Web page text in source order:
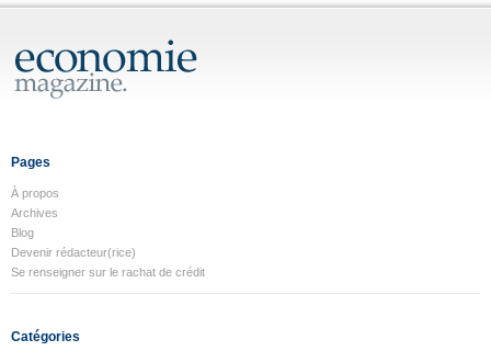
Pages
À propos
Archives
Blog
Devenir rédacteur(rice)
Se renseigner sur le rachat de crédit
Catégories